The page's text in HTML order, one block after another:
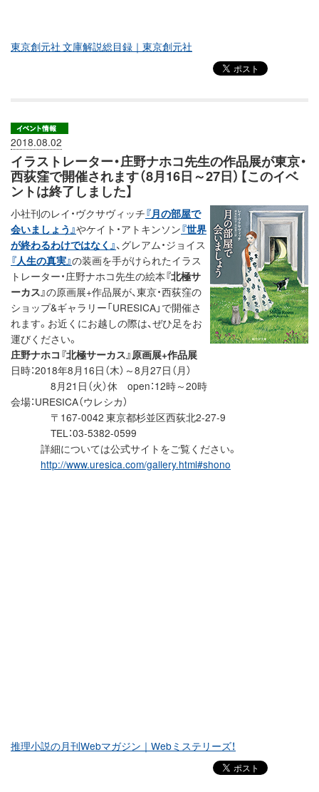
東京創元社 文庫解説総目録｜東京創元社
2018.08.02
イラストレーター・庄野ナホコ先生の作品展が東京・
西荻窪で開催されます（8月16日～27日）【このイベ
ントは終了しました】
小社刊のレイ・ヴクサヴィッチ『月の部屋で
会いましょう』やケイト・アトキンソン『世界
が終わるわけではなく』、グレアム・ジョイス
『人生の真実』の装画を手がけられたイラス
トレーター・庄野ナホコ先生の絵本『北極サ
ーカス』の原画展+作品展が、東京・西荻窪の
ショップ&ギャラリー「URESICA」で開催さ
れます。お近くにお越しの際は、ぜひ足をお
運びください。
庄野ナホコ『北極サーカス』原画展+作品展
日時：2018年8月16日（木）～8月27日（月）
8月21日（火）休 open：12時～20時
会場：URESICA（ウレシカ）
〒167-0042 東京都杉並区西荻北2-27-9
TEL：03-5382-0599
詳細については公式サイトをご覧ください。
http://www.uresica.com/gallery.html#shono
推理小説の月刊Webマガジン｜Webミステリーズ！